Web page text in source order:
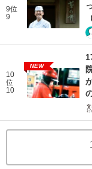
9位
9
10
位
10
NEW